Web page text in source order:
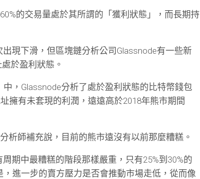
的交易量處於其所謂的「獲利狀態」，而長期持
現下滑，但區塊鏈分析公司Glassnode有一些新
於盈利狀態。
，Glassnode分析了處於盈利狀態的比特幣錢包
擁有未套現的利潤，遠遠高於2018年熊市期間
析師補充說，目前的熊市遠沒有以前那麼糟糕。
期中最糟糕的階段那樣嚴重，只有25%到30%的
進一步的賣方壓力是否會推動市場走低，從而像